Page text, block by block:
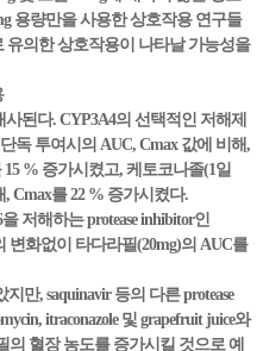
용량만을 사용한 상호작용 연구들
의한 상호작용이 나타날 가능성을
된다. CYP3A4의 선택적인 저해제
독 투여시의 AUC, Cmax 값에 비해,
% 증가시켰고, 케토코나졸(1일
, Cmax를 22 % 증가시켰다.
저해하는 protease inhibitor인
변화없이 타다라필(20mg)의 AUC를
만, saquinavir 등의 다른 protease
itraconazole 및 grapefruit juice와
의 혈장 농도를 증가시킬 것으로 예